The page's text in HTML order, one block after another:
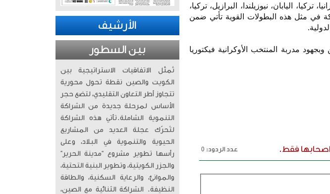
تركيا، اليابان، نيوزيلندا، البرازيل، تركيا،
في مثل هذه البطولات القوية تأتي ضمن
مدربة المنتخب الأوكرانية فيكتوريا
اصحابها فقط.
عدد الردود: 0
الأرشيف
بين السطور
تُمثّل الاتفاقيات الاستراتيجية بين
الكويت والصين نقطة تحول محورية
تتجاوز أطر التعاون التقليدي، لتضع حجر
الأساس لمرحلة جديدة من الشراكة
التنموية الشاملة. ​تأتي هذه الشراكة
لتُحرّك عجلة العديد من المشاريع
الحيوية والتنموية في البلاد، وعلى
رأسها تطوير مشروع “مدينة الحرير”
والجزر الكويتية، وتطوير البنية التحتية،
والموانئ، والرعاية السكنية، والطاقة
النظيفة. الشراكة الثنائية مع الصين،